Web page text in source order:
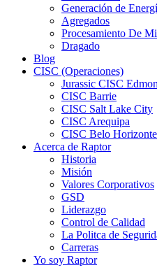
Generación de
Agregados
Procesamiento De
Dragado
Blog
CISC (Operaciones)
Jurassic CISC
CISC Barrie
CISC Salt Lake City
CISC Arequipa
CISC Belo Horizonte
Acerca de Raptor
Historia
Misión
Valores Corporativos
GSD
Liderazgo
Control de Calidad
La Politca de
Carreras
Yo soy Raptor